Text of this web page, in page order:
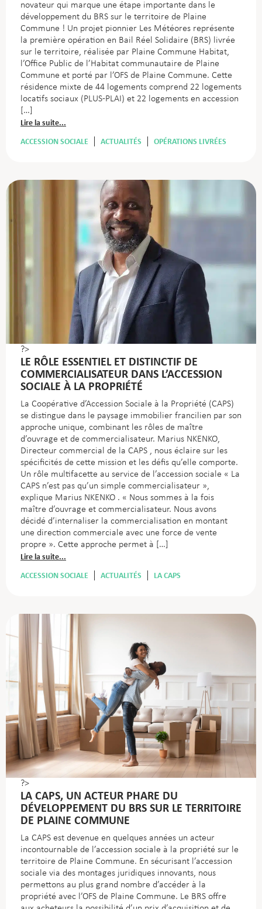
novateur qui marque une étape importante dans le
développement du BRS sur le territoire de Plaine
Commune ! Un projet pionnier Les Météores représente
la première opération en Bail Réel Solidaire (BRS) livrée
sur le territoire, réalisée par Plaine Commune Habitat,
l’Office Public de l’Habitat communautaire de Plaine
Commune et porté par l’OFS de Plaine Commune. Cette
résidence mixte de 44 logements comprend 22 logements
locatifs sociaux (PLUS-PLAI) et 22 logements en accession
[…]
Lire la suite...
ACCESSION SOCIALE
ACTUALITÉS OPÉRATIONS LIVRÉES
?>
LE RÔLE ESSENTIEL ET DISTINCTIF DE
COMMERCIALISATEUR DANS L’ACCESSION
SOCIALE À LA PROPRIÉTÉ
La Coopérative d’Accession Sociale à la Propriété (CAPS)
se distingue dans le paysage immobilier francilien par son
approche unique, combinant les rôles de maître
d’ouvrage et de commercialisateur. Marius NKENKO,
Directeur commercial de la CAPS , nous éclaire sur les
spécificités de cette mission et les défis qu’elle comporte.
Un rôle multifacette au service de l’accession sociale « La
CAPS n’est pas qu’un simple commercialisateur »,
explique Marius NKENKO . « Nous sommes à la fois
maître d’ouvrage et commercialisateur. Nous avons
décidé d’internaliser la commercialisation en montant
une direction commerciale avec une force de vente
propre ». Cette approche permet à […]
Lire la suite...
ACCESSION SOCIALE
ACTUALITÉS LA CAPS
?>
LA CAPS, UN ACTEUR PHARE DU
DÉVELOPPEMENT DU BRS SUR LE TERRITOIRE
DE PLAINE COMMUNE
La CAPS est devenue en quelques années un acteur
incontournable de l’accession sociale à la propriété sur le
territoire de Plaine Commune. En sécurisant l’accession
sociale via des montages juridiques innovants, nous
permettons au plus grand nombre d’accéder à la
propriété avec l’OFS de Plaine Commune. Le BRS offre